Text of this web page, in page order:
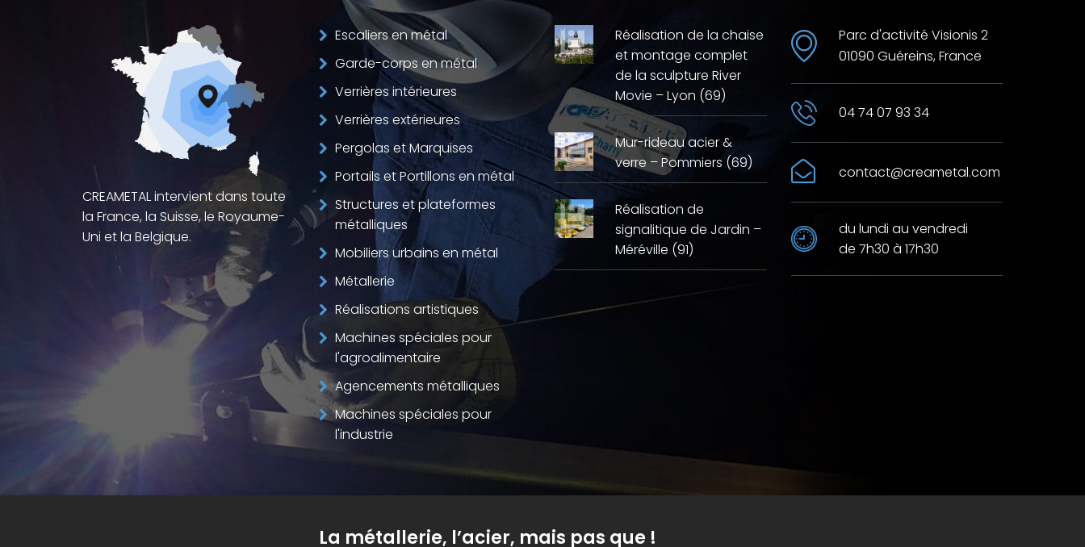
CREAMETAL intervient dans toute
la France, la Suisse, le Royaume-
Uni et la Belgique.
Escaliers en métal
Garde-corps en métal
Verrières intérieures
Verrières extérieures
Pergolas et Marquises
Portails et Portillons en métal
Structures et plateformes
métalliques
Mobiliers urbains en métal
Métallerie
Réalisations artistiques
Machines spéciales pour
l'agroalimentaire
Agencements métalliques
Machines spéciales pour
l'industrie
Réalisation de la chaise
et montage complet
de la sculpture River
Movie – Lyon (69)
Mur-rideau acier &
verre – Pommiers (69)
Réalisation de
signalitique de Jardin –
Méréville (91)
Parc d'activité Visionis 2
01090 Guéreins, France
04 74 07 93 34
contact@creametal.com
du lundi au vendredi
de 7h30 à 17h30
La métallerie, l’acier, mais pas que !